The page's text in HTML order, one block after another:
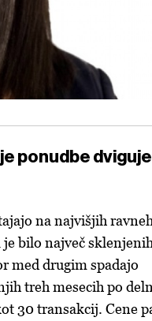
ponudbe dviguje
na najvišjih
bilo največ
med drugim spadajo
treh mesecih po
30 transakcij. Cene